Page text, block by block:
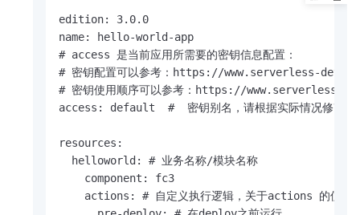
edition: 3.0.0
name: hello-world-app
# access 是当前应用所需要的密钥信息配置：
# 密钥配置可以参考：https://www.serverless-
# 密钥使用顺序可以参考：https://www.serverless-
access: default  #  密钥别名，请根据实际情况修改
resources:
  helloworld: # 业务名称/模块名称
    component: fc3
actions: # 自定义执行逻辑，关于actions 的使